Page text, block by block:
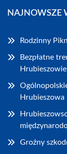
NAJNOWSZE
Rodzinny
Bezpłatne
Hrubieszowie
Hrubieszowa
Groźny